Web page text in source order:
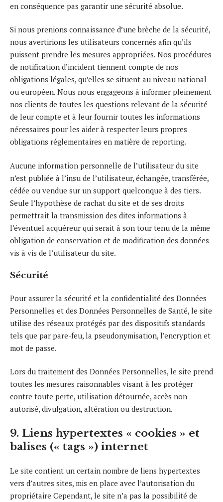
en conséquence pas garantir une sécurité absolue.
Si nous prenions connaissance d’une brèche de la sécurité,
nous avertirions les utilisateurs concernés afin qu’ils
puissent prendre les mesures appropriées. Nos procédures
de notification d’incident tiennent compte de nos
obligations légales, qu’elles se situent au niveau national
ou européen. Nous nous engageons à informer pleinement
nos clients de toutes les questions relevant de la sécurité
de leur compte et à leur fournir toutes les informations
nécessaires pour les aider à respecter leurs propres
obligations réglementaires en matière de reporting.
Aucune information personnelle de l’utilisateur du site
n’est publiée à l’insu de l’utilisateur, échangée, transférée,
cédée ou vendue sur un support quelconque à des tiers.
Seule l’hypothèse de rachat du site et de ses droits
permettrait la transmission des dites informations à
l’éventuel acquéreur qui serait à son tour tenu de la même
obligation de conservation et de modification des données
vis à vis de l’utilisateur du site.
Sécurité
Pour assurer la sécurité et la confidentialité des Données
Personnelles et des Données Personnelles de Santé, le site
utilise des réseaux protégés par des dispositifs standards
tels que par pare-feu, la pseudonymisation, l’encryption et
mot de passe.
Lors du traitement des Données Personnelles, le site prend
toutes les mesures raisonnables visant à les protéger
contre toute perte, utilisation détournée, accès non
autorisé, divulgation, altération ou destruction.
9. Liens hypertextes « cookies » et
balises (« tags ») internet
Le site contient un certain nombre de liens hypertextes
vers d’autres sites, mis en place avec l’autorisation du
propriétaire Cependant, le site n’a pas la possibilité de